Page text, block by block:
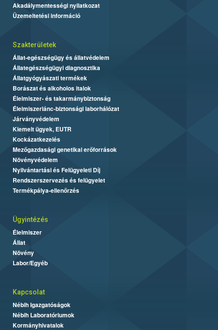
Akadálymentességi nyilatkozat
Üzemeltetési információ
Szakterületek
Állat-egészségügy és állatvédelem
Állategészségügyi diagnosztika
Állatgyógyászati termékek
Borászat és alkoholos italok
Élelmiszer- és takarmánybiztonság
Élelmiszerlánc-biztonsági laborhálózat
Járványvédelem
Kiemelt ügyek, EUTR
Kockázatkezelés
Mezőgazdasági genetikai erőforrások
Növényvédelem
Nyilvántartási és Felügyeleti Díj
Rendszerszervezés és felügyelet
Termékpálya-ellenőrzés
Ügyintézés
Élelmiszer
Állat
Növény
Labor/Egyéb
Kapcsolat
Nébih Igazgatóságok
Nébih Laboratóriumok
Kormányhivatalok